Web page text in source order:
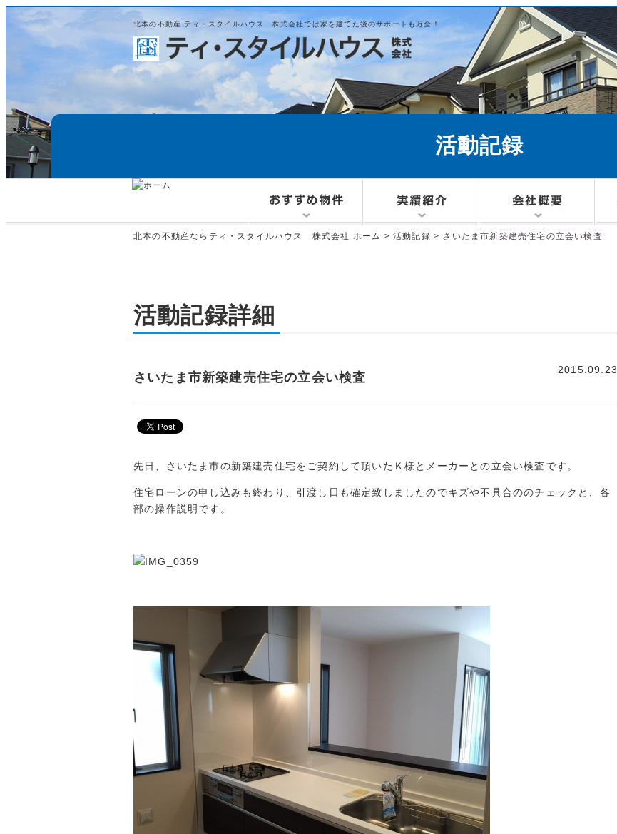
北本の不動産 ティ・スタイルハウス 株式会社では家を建てた後のサポートも万全！
活動記録
北本の不動産ならティ・スタイルハウス 株式会社 ホーム > 活動記録 > さいたま市新築建売住宅の立会い検査
活動記録詳細
2015.09.23
さいたま市新築建売住宅の立会い検査
先日、さいたま市の新築建売住宅をご契約して頂いたＫ様とメーカーとの立会い検査です。
住宅ローンの申し込みも終わり、引渡し日も確定致しましたのでキズや不具合ののチェックと、各
部の操作説明です。